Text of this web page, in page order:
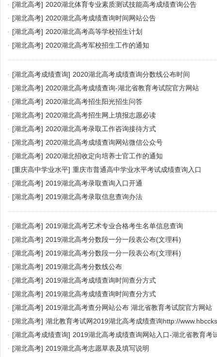
· [湖北高考] 2020湖北体育专业素质测试技能高考成绩查询公告
· [湖北高考] 2020湖北高考成绩查询时间网站公告
· [湖北高考] 2020湖北高考高等学校招生计划
· [湖北高考] 2020湖北高考军校招生工作的通知
· [湖北高考成绩查询] 2020湖北高考成绩查询分数线公布时间
· [湖北高考] 2020湖北高考成绩查询-湖北省教育考试院官方网站
· [湖北高考] 2020湖北高考招生阳光招生问答
· [湖北高考] 2020湖北高考招生网上填报志愿必读
· [湖北高考] 2020湖北高考录取工作咨询接待方式
· [湖北高考] 2020湖北高考成绩查询网站微信公众号
· [湖北高考] 2020湖北招收定向培养士官工作的通知
· [重庆高中学业水平] 重庆市普通高中学业水平考试成绩查询入口
· [湖北高考] 2019湖北高考录取查询入口开通
· [湖北高考] 2019湖北高考录取信息查询办法
· [湖北高考] 2019湖北高考艺术专业合格考生名单信息查询
· [湖北高考] 2019湖北高考分数段一分一段表公布(文理科)
· [湖北高考] 2019湖北高考分数段一分一段表公布(文理科)
· [湖北高考] 2019湖北高考分数线公布
· [湖北高考] 2019湖北高考成绩查询时间查分方式
· [湖北高考] 2019湖北高考成绩查询时间查分方式
· [湖北高考] 2019湖北高考查分网站公布 湖北省教育考试院官方网站
· [湖北高考] 湖北教育考试网2019湖北高考成绩查询http://
· [湖北高考成绩查询] 2019湖北高考成绩查询网站入口-湖北省教育考
· [湖北高考] 2019湖北高考志愿草表及填写说明